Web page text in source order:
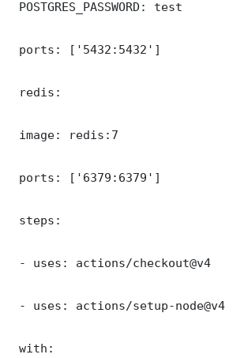
POSTGRES_PASSWORD: test
ports: ['5432:5432']
redis:
image: redis:7
ports: ['6379:6379']
steps:
- uses: actions/checkout@v4
- uses: actions/setup-node@v4
with: